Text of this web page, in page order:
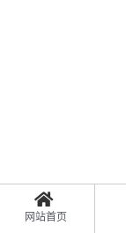
网站首页